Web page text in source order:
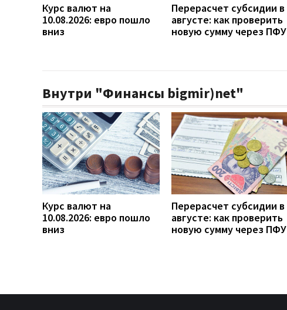
Курс валют на
10.08.2026: евро пошло
вниз
Перерасчет субсидии в
августе: как проверить
новую сумму через ПФУ
Внутри "Финансы bigmir)net"
Курс валют на
10.08.2026: евро пошло
вниз
Перерасчет субсидии в
августе: как проверить
новую сумму через ПФУ